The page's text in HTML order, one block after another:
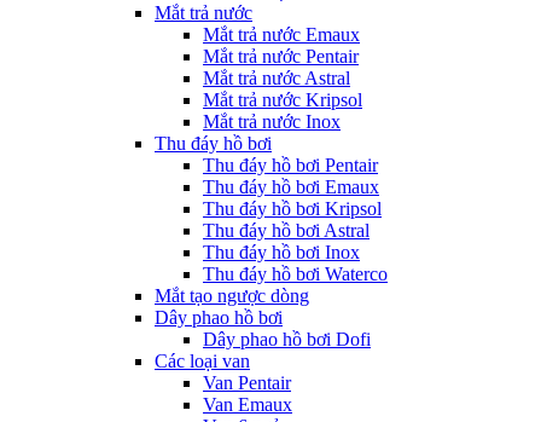
Mắt trả nước
Mắt trả nước Emaux
Mắt trả nước Pentair
Mắt trả nước Astral
Mắt trả nước Kripsol
Mắt trả nước Inox
Thu đáy hồ bơi
Thu đáy hồ bơi Pentair
Thu đáy hồ bơi Emaux
Thu đáy hồ bơi Kripsol
Thu đáy hồ bơi Astral
Thu đáy hồ bơi Inox
Thu đáy hồ bơi Waterco
Mắt tạo ngược dòng
Dây phao hồ bơi
Dây phao hồ bơi Dofi
Các loại van
Van Pentair
Van Emaux